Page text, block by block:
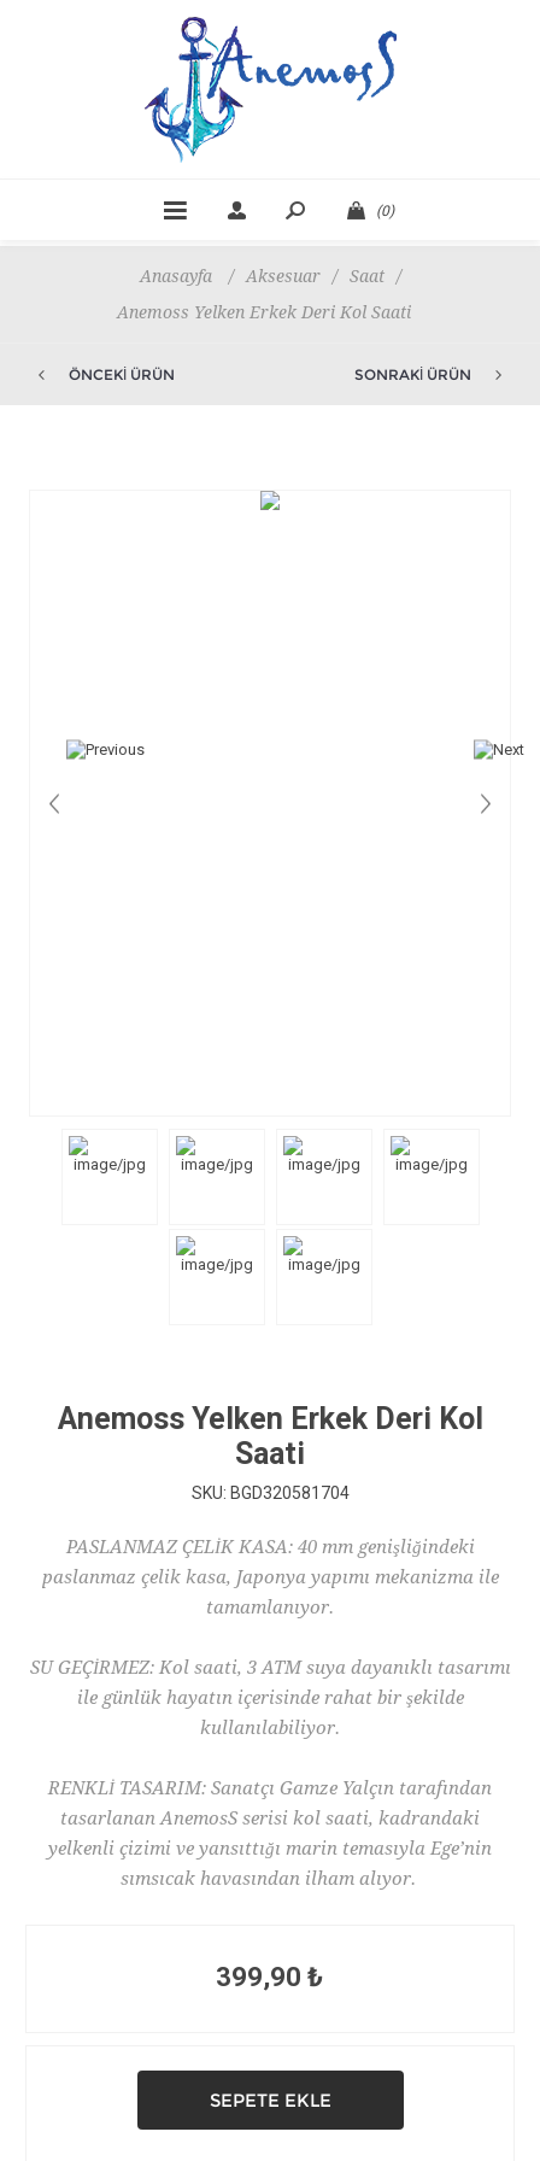
(0)
Anasayfa / Aksesuar / Saat
/
Anemoss Yelken Erkek Deri Kol Saati
ÖNCEKI ÜRÜN SONRAKI ÜRÜN
Anemoss Yelken Erkek Deri Kol
Saati
SKU: BGD320581704
PASLANMAZ ÇELİK KASA: 40 mm genişliğindeki
paslanmaz çelik kasa, Japonya yapımı mekanizma ile
tamamlanıyor.
SU GEÇİRMEZ: Kol saati, 3 ATM suya dayanıklı tasarımı
ile günlük hayatın içerisinde rahat bir şekilde
kullanılabiliyor.
RENKLİ TASARIM: Sanatçı Gamze Yalçın tarafından
tasarlanan AnemosS serisi kol saati, kadrandaki
yelkenli çizimi ve yansıttığı marin temasıyla Ege’nin
sımsıcak havasından ilham alıyor.
399,90 ₺